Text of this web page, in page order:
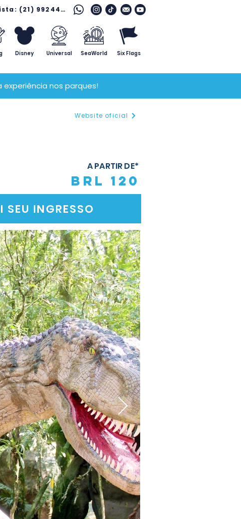
Fale com o especialista: (21) 99244 7796
Disney Universal SeaWorld Six Flags
nos parques!
Website oficial
A PARTIR DE*
BRL 120
SEU INGRESSO